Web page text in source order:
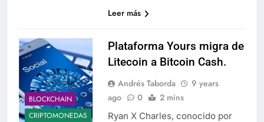
Leer más
BLOCKCHAIN
CRIPTOMONEDAS
Plataforma Yours migra de
Litecoin a Bitcoin Cash.
Andrés Taborda
9 years
ago
0 2 mins
Ryan X Charles, conocido por